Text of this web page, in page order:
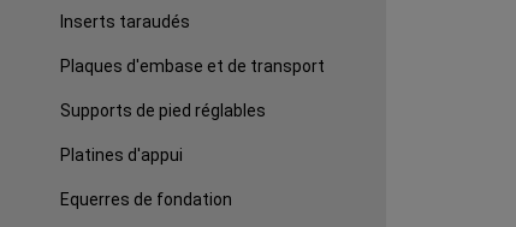
Inserts taraudés
Plaques d'embase et de transport
Supports de pied réglables
Platines d'appui
Equerres de fondation